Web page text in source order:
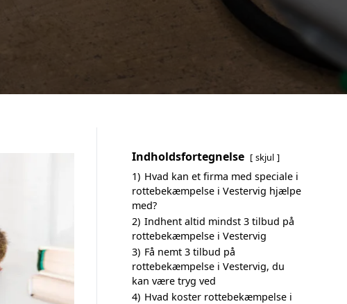
Indholdsfortegnelse skjul
1) Hvad kan et firma med speciale i
rottebekæmpelse i Vestervig hjælpe
med?
2) Indhent altid mindst 3 tilbud på
rottebekæmpelse i Vestervig
3) Få nemt 3 tilbud på
rottebekæmpelse i Vestervig, du
kan være tryg ved
4) Hvad koster rottebekæmpelse i